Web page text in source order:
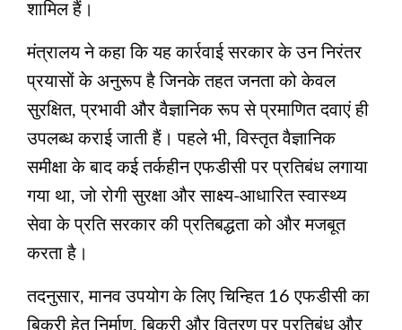
शामिल हैं।
मंत्रालय ने कहा कि यह कार्रवाई सरकार के उन निरंतर
प्रयासों के अनुरूप है जिनके तहत जनता को केवल
सुरक्षित, प्रभावी और वैज्ञानिक रूप से प्रमाणित दवाएं ही
उपलब्ध कराई जाती हैं। पहले भी, विस्तृत वैज्ञानिक
समीक्षा के बाद कई तर्कहीन एफडीसी पर प्रतिबंध लगाया
गया था, जो रोगी सुरक्षा और साक्ष्य-आधारित स्वास्थ्य
सेवा के प्रति सरकार की प्रतिबद्धता को और मजबूत
करता है।
तदनुसार, मानव उपयोग के लिए चिन्हित 16 एफडीसी का
बिक्री हेतु निर्माण, बिक्री और वितरण पर प्रतिबंध और